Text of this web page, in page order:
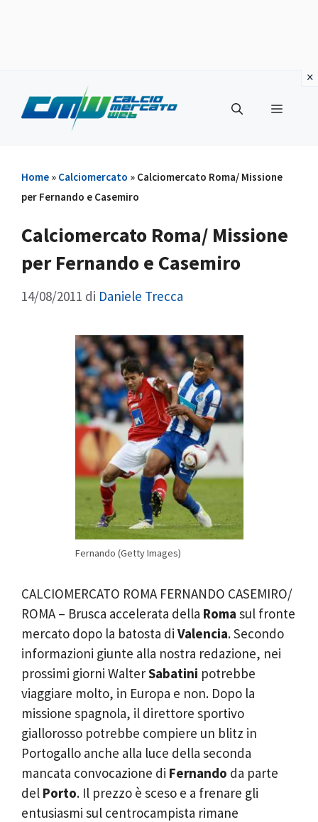
contenuto
Menu
Home » Calciomercato » Calciomercato Roma/ Missione
per Fernando e Casemiro
Calciomercato Roma/ Missione
per Fernando e Casemiro
14/08/2011 di Daniele Trecca
Fernando (Getty Images)
CALCIOMERCATO ROMA FERNANDO CASEMIRO/
ROMA – Brusca accelerata della Roma sul fronte
mercato dopo la batosta di Valencia. Secondo
informazioni giunte alla nostra redazione, nei
prossimi giorni WalterSabatini potrebbe
viaggiare molto, in Europa e non. Dopo la
missione spagnola, il direttore sportivo
giallorosso potrebbe compiere un blitz in
Portogallo anche alla luce della seconda
mancata convocazione di Fernando da parte
del Porto. Il prezzo è sceso e a frenare gli
entusiasmi sul centrocampista rimane